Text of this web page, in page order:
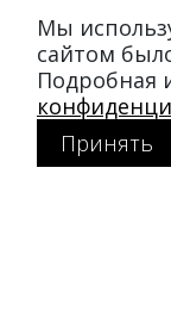
Мы
сайтом
Подробная
Принять